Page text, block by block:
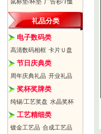
鼠标垫/杯垫 广告衫/T恤
礼品分类
电子数码类
高清数码相框 卡片Ｕ盘
节日庆典类
周年庆典礼品 开业礼品
奖杯奖牌类
纯锡/工艺奖盘 水晶奖杯
工艺精细类
镀金工艺品 合成工艺品